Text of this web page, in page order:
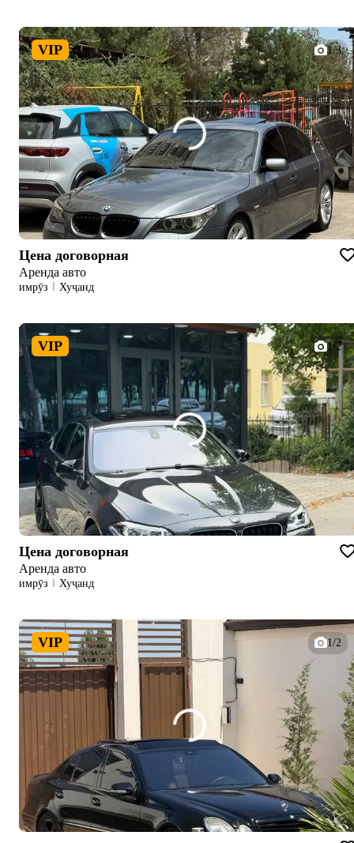
VIP 1/3
Цена договорная
Аренда авто
имрӯз Хуҷанд
VIP 1/2
Цена договорная
Аренда авто
имрӯз Хуҷанд
VIP 1/2